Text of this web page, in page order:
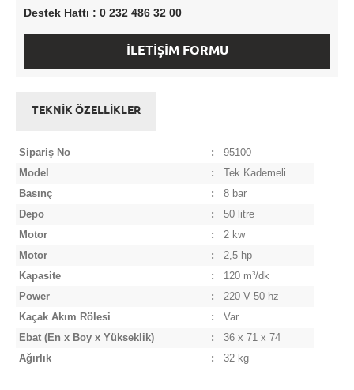
Destek Hattı : 0 232 486 32 00
İLETİŞİM FORMU
TEKNİK ÖZELLİKLER
Sipariş No :
95100
Model
:
Tek Kademeli
Basınç
:
8 bar
Depo
:
50 litre
Motor
:
2 kw
Motor
:
2,5 hp
Kapasite
:
120 m³/dk
Power
:
220 V 50 hz
Kaçak Akım Rölesi
:
Var
Ebat (En x Boy x Yükseklik) :
36 x 71 x 74
Ağırlık
: 32 kg